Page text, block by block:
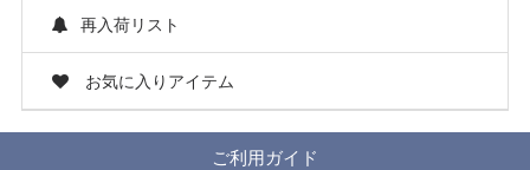
再入荷リスト
お気に入りアイテム
ご利用ガイド